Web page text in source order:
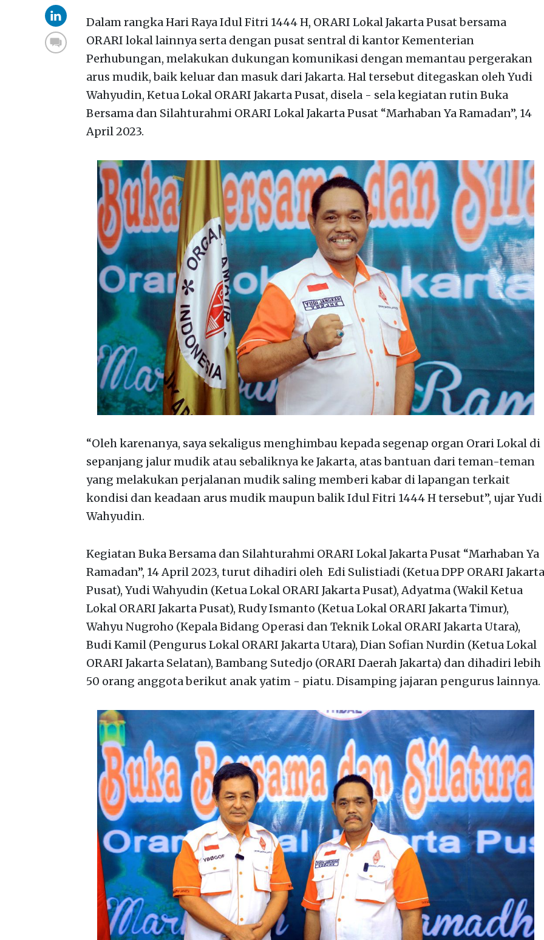
Dalam rangka Hari Raya Idul Fitri 1444 H, ORARI Lokal Jakarta Pusat bersama
ORARI lokal lainnya serta dengan pusat sentral di kantor Kementerian
Perhubungan, melakukan dukungan komunikasi dengan memantau pergerakan
arus mudik, baik keluar dan masuk dari Jakarta. Hal tersebut ditegaskan oleh Yudi
Wahyudin, Ketua Lokal ORARI Jakarta Pusat, disela - sela kegiatan rutin Buka
Bersama dan Silahturahmi ORARI Lokal Jakarta Pusat “Marhaban Ya Ramadan”, 14
April 2023.
“Oleh karenanya, saya sekaligus menghimbau kepada segenap organ Orari Lokal di
sepanjang jalur mudik atau sebaliknya ke Jakarta, atas bantuan dari teman-teman
yang melakukan perjalanan mudik saling memberi kabar di lapangan terkait
kondisi dan keadaan arus mudik maupun balik Idul Fitri 1444 H tersebut”, ujar Yudi
Wahyudin.
Kegiatan Buka Bersama dan Silahturahmi ORARI Lokal Jakarta Pusat “Marhaban Ya
Ramadan”, 14 April 2023, turut dihadiri oleh Edi Sulistiadi (Ketua DPP ORARI Jakarta
Pusat), Yudi Wahyudin (Ketua Lokal ORARI Jakarta Pusat), Adyatma (Wakil Ketua
Lokal ORARI Jakarta Pusat), Rudy Ismanto (Ketua Lokal ORARI Jakarta Timur),
Wahyu Nugroho (Kepala Bidang Operasi dan Teknik Lokal ORARI Jakarta Utara),
Budi Kamil (Pengurus Lokal ORARI Jakarta Utara), Dian Sofian Nurdin (Ketua Lokal
ORARI Jakarta Selatan), Bambang Sutedjo (ORARI Daerah Jakarta) dan dihadiri lebih
50 orang anggota berikut anak yatim - piatu. Disamping jajaran pengurus lainnya.